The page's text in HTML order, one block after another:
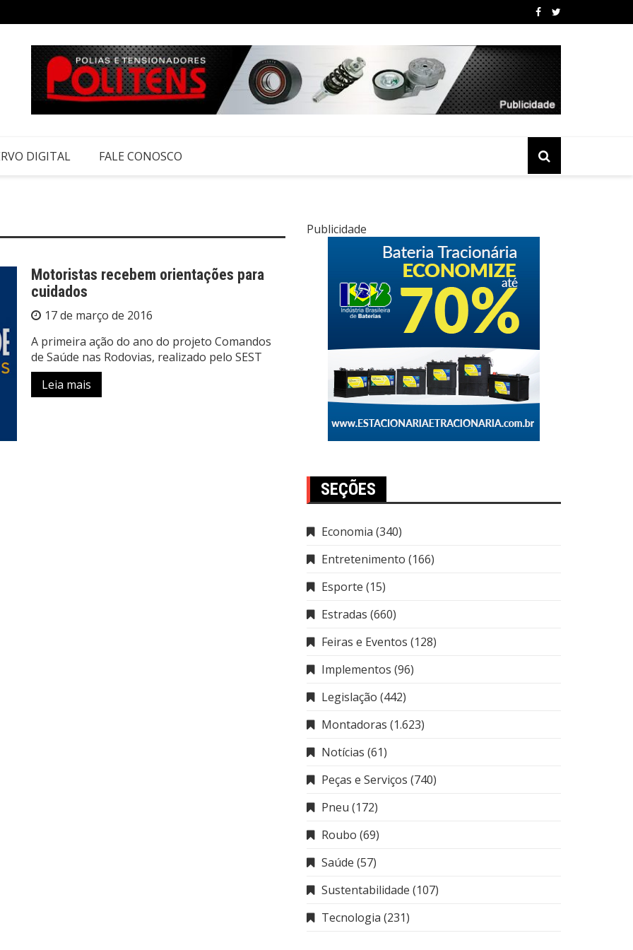
DIGITAL FALE CONOSCO
Motoristas recebem orientações para
cuidados
17 de março de 2016
A primeira ação do ano do projeto Comandos
de Saúde nas Rodovias, realizado pelo SEST
Leia mais
Publicidade
SEÇÕES
Economia (340)
Entretenimento (166)
Esporte (15)
Estradas (660)
Feiras e Eventos (128)
Implementos (96)
Legislação (442)
Montadoras (1.623)
Notícias (61)
Peças e Serviços (740)
Pneu (172)
Roubo (69)
Saúde (57)
Sustentabilidade (107)
Tecnologia (231)